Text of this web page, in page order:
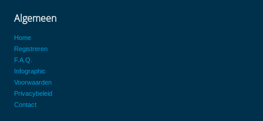
Algemeen
Home
Registreren
F.A.Q.
Infographic
Voorwaarden
Privacybeleid
Contact